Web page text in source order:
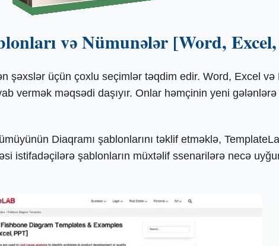
və Nümunələr [Word,
şəxslər üçün çoxlu seçimlər təqdim edir. Word, Excel
vermək məqsədi daşıyır. Onlar həmçinin yeni
Diaqramı şablonlarını təklif etməklə,
istifadəçilərə şablonların müxtəlif ssenarilərə necə